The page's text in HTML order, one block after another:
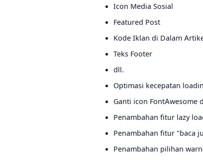
Icon Media Sosial
Featured Post
Kode Iklan di Dalam
Teks Footer
dll.
Optimasi kecepatan
Ganti icon FontAwesome
Penambahan fitur lazy
Penambahan fitur "baca
Penambahan pilihan